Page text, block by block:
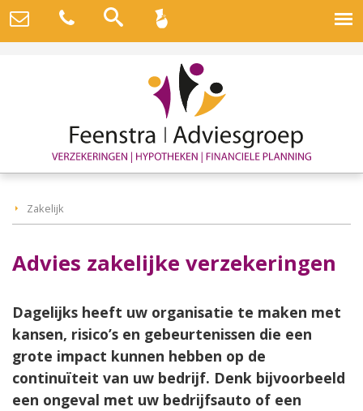
Zakelijk
Advies zakelijke verzekeringen
Dagelijks heeft uw organisatie te maken met
kansen, risico’s en gebeurtenissen die een
grote impact kunnen hebben op de
continuïteit van uw bedrijf. Denk bijvoorbeeld
een ongeval met uw bedrijfsauto of een